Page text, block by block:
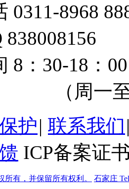
0311-8968
838008156
8：30-18：00
一至周
护| 联系我们
ICP备案证
所有，并保留所有权利。 石家庄